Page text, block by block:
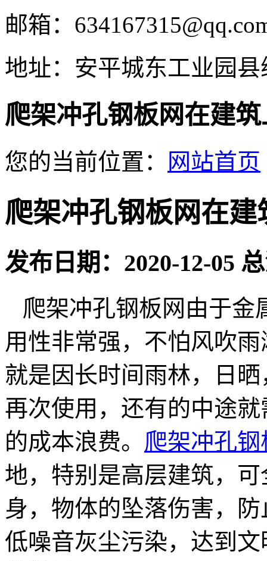
邮箱：
地址：安平城东工业园县
爬架冲孔钢板网在建
您的当前位置： 网站首页
爬架冲孔钢板网在
发布日期：2020-12-05
爬架冲孔钢板网由于金
用性非常强，不怕风吹
就是因长时间雨林，日
再次使用，还有的中途
的成本浪费。 爬架冲孔钢
地，特别是高层建筑，
身，物体的坠落伤害，
低噪音灰尘污染，达到